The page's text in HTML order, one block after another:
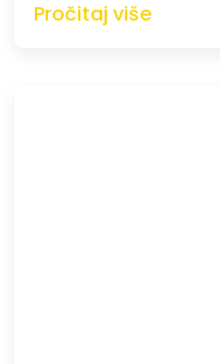
Pročitaj više